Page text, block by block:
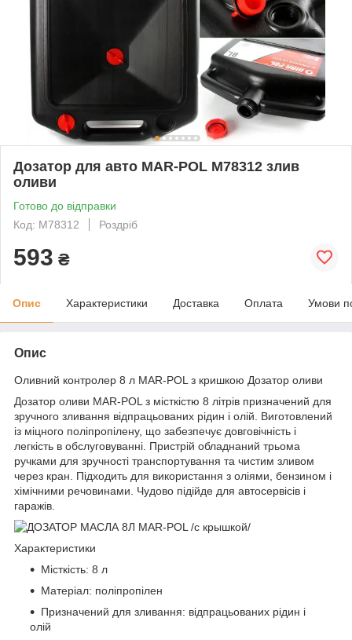
Дозатор для авто MAR-POL M78312 злив
оливи
Готово до відправки
Код: M78312
Роздріб
593 ₴
Опис Характеристики Доставка Оплата Умови
Опис
Оливний контролер 8 л MAR-POL з кришкою Дозатор оливи
Дозатор оливи MAR-POL з місткістю 8 літрів призначений для
зручного зливання відпрацьованих рідин і олій. Виготовлений
із міцного поліпропілену, що забезпечує довговічність і
легкість в обслуговуванні. Пристрій обладнаний трьома
ручками для зручності транспортування та чистим зливом
через кран. Підходить для використання з оліями, бензином і
хімічними речовинами. Чудово підійде для автосервісів і
гаражів.
Характеристики
Місткість: 8 л
Матеріал: поліпропілен
Призначений для зливання: відпрацьованих рідин і
олій